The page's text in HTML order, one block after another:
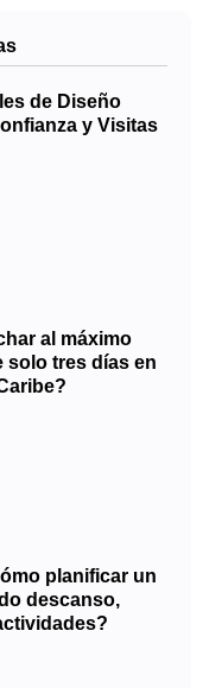
de Diseño
y Visitas
al máximo
solo tres días en
planificar un
descanso,